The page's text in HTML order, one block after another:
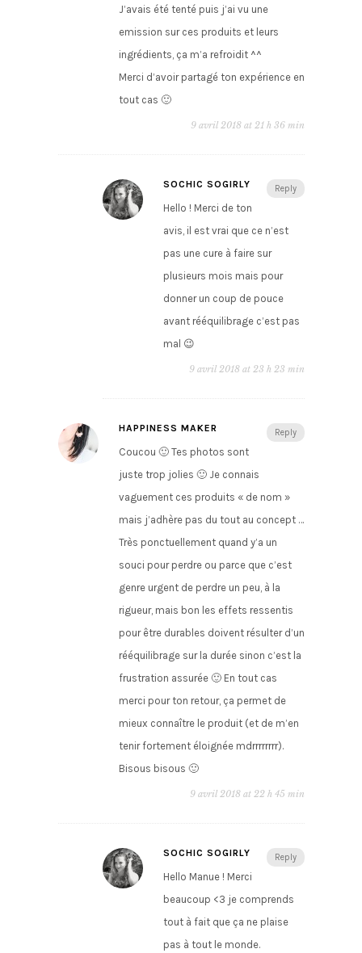
J’avais été tenté puis j’ai vu une
emission sur ces produits et leurs
ingrédients, ça m’a refroidit ^^
Merci d’avoir partagé ton expérience en
tout cas 🙂
9 avril 2018 at 21 h 36 min
Reply
SOCHIC SOGIRLY
Hello ! Merci de ton
avis, il est vrai que ce n’est
pas une cure à faire sur
plusieurs mois mais pour
donner un coup de pouce
avant rééquilibrage c’est pas
mal 😉
9 avril 2018 at 23 h 23 min
Reply
HAPPINESS MAKER
Coucou 🙂 Tes photos sont
juste trop jolies 🙂 Je connais
vaguement ces produits « de nom »
mais j’adhère pas du tout au concept …
Très ponctuellement quand y’a un
souci pour perdre ou parce que c’est
genre urgent de perdre un peu, à la
rigueur, mais bon les effets ressentis
pour être durables doivent résulter d’un
rééquilibrage sur la durée sinon c’est la
frustration assurée 🙂 En tout cas
merci pour ton retour, ça permet de
mieux connaître le produit (et de m’en
tenir fortement éloignée mdrrrrrrrr).
Bisous bisous 🙂
9 avril 2018 at 22 h 45 min
Reply
SOCHIC SOGIRLY
Hello Manue ! Merci
beaucoup <3 je comprends
tout à fait que ça ne plaise
pas à tout le monde.